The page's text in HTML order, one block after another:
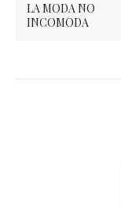
LA MODA NO
INCOMODA